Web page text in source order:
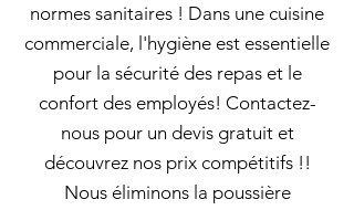
normes sanitaires ! Dans une cuisine
commerciale, l'hygiène est essentielle
pour la sécurité des repas et le
confort des employés! Contactez-
nous pour un devis gratuit et
découvrez nos prix compétitifs !!
Nous éliminons la poussière